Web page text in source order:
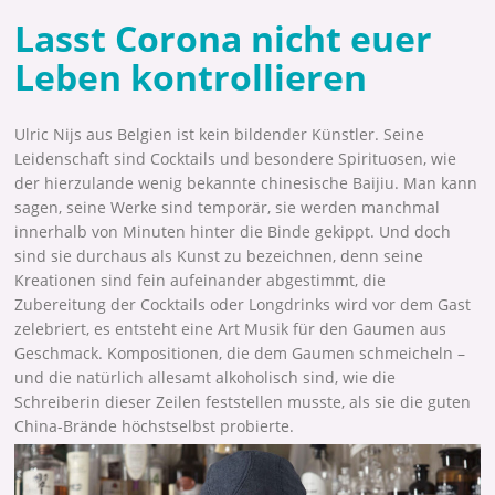
Lasst Corona nicht euer
Leben kontrollieren
Ulric Nijs aus Belgien ist kein bildender Künstler. Seine
Leidenschaft sind Cocktails und besondere Spirituosen, wie
der hierzulande wenig bekannte chinesische Baijiu. Man kann
sagen, seine Werke sind temporär, sie werden manchmal
innerhalb von Minuten hinter die Binde gekippt. Und doch
sind sie durchaus als Kunst zu bezeichnen, denn seine
Kreationen sind fein aufeinander abgestimmt, die
Zubereitung der Cocktails oder Longdrinks wird vor dem Gast
zelebriert, es entsteht eine Art Musik für den Gaumen aus
Geschmack. Kompositionen, die dem Gaumen schmeicheln –
und die natürlich allesamt alkoholisch sind, wie die
Schreiberin dieser Zeilen feststellen musste, als sie die guten
China-Brände höchstselbst probierte.